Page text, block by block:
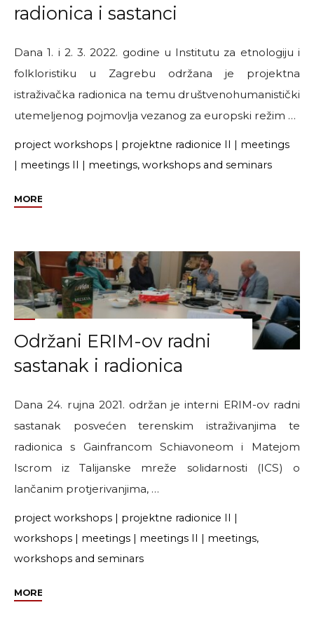
radionica i sastanci
Dana 1. i 2. 3. 2022. godine u Institutu za etnologiju i
folkloristiku u Zagrebu održana je projektna
istraživačka radionica na temu društvenohumanistički
utemeljenog pojmovlja vezanog za europski režim …
project workshops | projektne radionice II | meetings
| meetings II | meetings, workshops and seminars
MORE"Održana
i
sastanci"
Održani ERIM-ov radni
sastanak i radionica
Dana 24. rujna 2021. održan je interni ERIM-ov radni
sastanak posvećen terenskim istraživanjima te
radionica s Gainfrancom Schiavoneom i Matejom
Iscrom iz Talijanske mreže solidarnosti (ICS) o
lančanim protjerivanjima, …
project workshops | projektne radionice II |
workshops | meetings | meetings II | meetings,
workshops and seminars
MORE"Održani